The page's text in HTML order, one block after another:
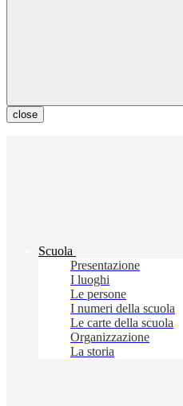
close
Scuola
Presentazione
I luoghi
Le persone
I numeri della scuola
Le carte della scuola
Organizzazione
La storia